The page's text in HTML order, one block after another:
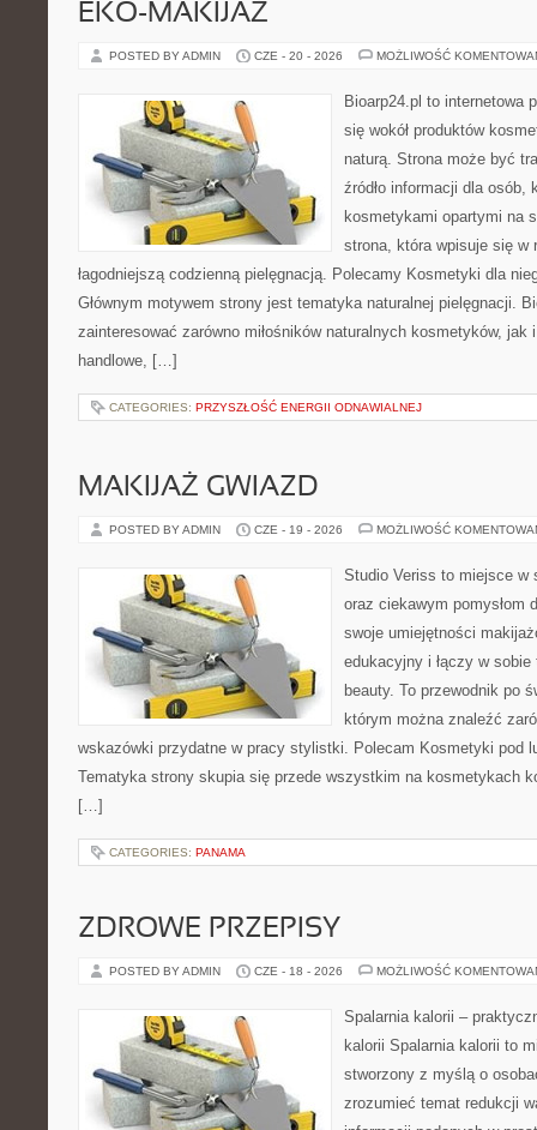
EKO-MAKIJAŻ
POSTED BY ADMIN CZE - 20 - 2026 MOŻLIWOŚĆ
Bioarp24.pl to internetowa
się wokół produktów
naturą. Strona może być
źródło informacji dla osób,
kosmetykami opartymi na
strona, która wpisuje się w
łagodniejszą codzienną pielęgnacją. Polecamy Kosmetyki dla
Głównym motywem strony jest tematyka naturalnej pielęgnacji.
zainteresować zarówno miłośników naturalnych kosmetyków, jak
handlowe, […]
CATEGORIES: PRZYSZŁOŚĆ ENERGII ODNAWIALNEJ
MAKIJAŻ GWIAZD
POSTED BY ADMIN CZE - 19 - 2026 MOŻLIWOŚĆ
Studio Veriss to miejsce w
oraz ciekawym pomysłom
swoje umiejętności
edukacyjny i łączy w
beauty. To przewodnik po
którym można znaleźć
wskazówki przydatne w pracy stylistki. Polecam Kosmetyki pod
Tematyka strony skupia się przede wszystkim na kosmetykach
[…]
CATEGORIES: PANAMA
ZDROWE PRZEPISY
POSTED BY ADMIN CZE - 18 - 2026 MOŻLIWOŚĆ
Spalarnia kalorii –
kalorii Spalarnia kalorii to
stworzony z myślą o
zrozumieć temat redukcji